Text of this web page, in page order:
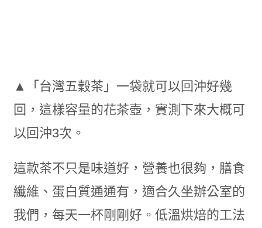
▲「台灣五穀茶」一袋就可以回沖好幾
回，這樣容量的花茶壺，實測下來大概可
以回沖3次。
這款茶不只是味道好，營養也很夠，膳食
纖維、蛋白質通通有，適合久坐辦公室的
我們，每天一杯剛剛好。低溫烘焙的工法